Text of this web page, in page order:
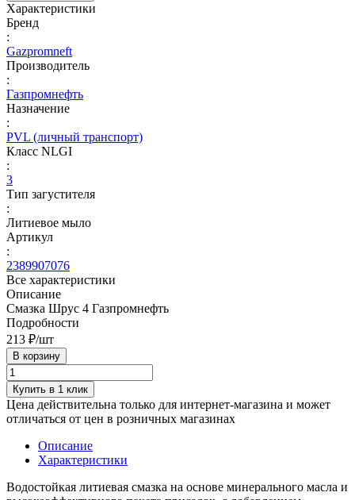
Характеристики
Бренд
:
Gazpromneft
Производитель
:
Газпромнефть
Назначение
:
PVL (личный транспорт)
Класс NLGI
:
3
Тип загустителя
:
Литиевое мыло
Артикул
:
2389907076
Все характеристики
Описание
Смазка Шрус 4 Газпромнефть
Подробности
213 ₽/шт
В корзину
Купить в 1 клик
Цена действительна только для интернет-магазина и может
отличаться от цен в розничных магазинах
Описание
Характеристики
Водостойкая литиевая смазка на основе минерального масла и